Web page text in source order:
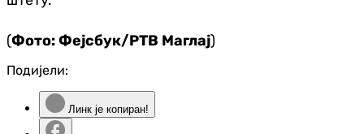
(Фото: Фејсбук/РТВ Маглај)
Подијели:
Линк је копиран!